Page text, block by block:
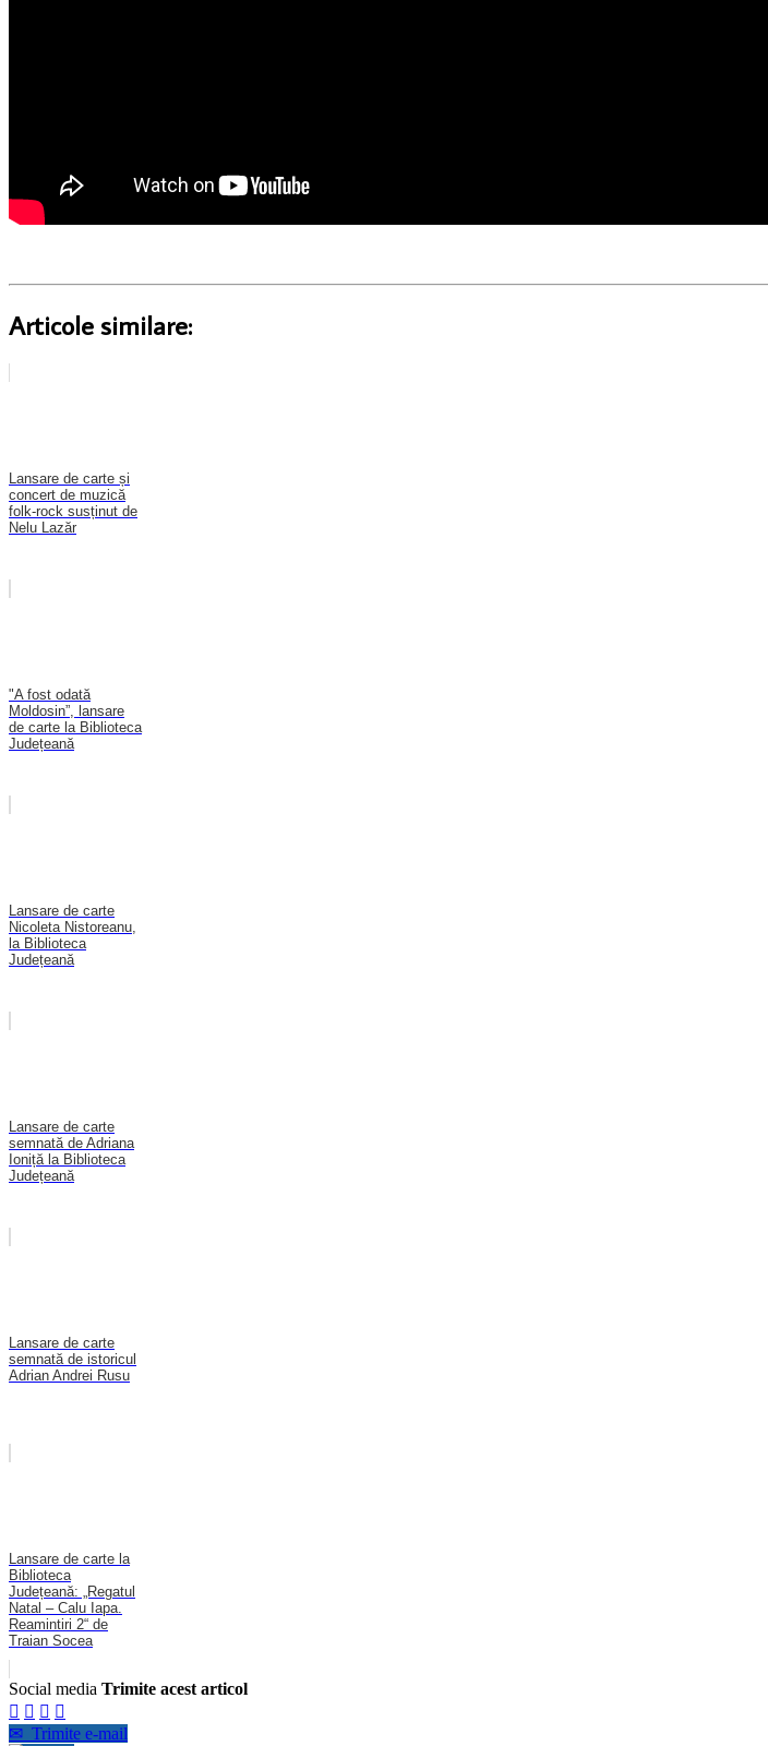
Articole similare:
Lansare de carte și
concert de muzică
folk-rock susținut de
Nelu Lazăr
"A fost odată
Moldosin”, lansare
de carte la Biblioteca
Județeană
Lansare de carte
Nicoleta Nistoreanu,
la Biblioteca
Județeană
Lansare de carte
semnată de Adriana
Ioniță la Biblioteca
Județeană
Lansare de carte
semnată de istoricul
Adrian Andrei Rusu
Lansare de carte la
Biblioteca
Județeană: „Regatul
Natal – Calu Iapa.
Reamintiri 2“ de
Traian Socea
Social media Trimite acest articol
   
✉ Trimite e-mail